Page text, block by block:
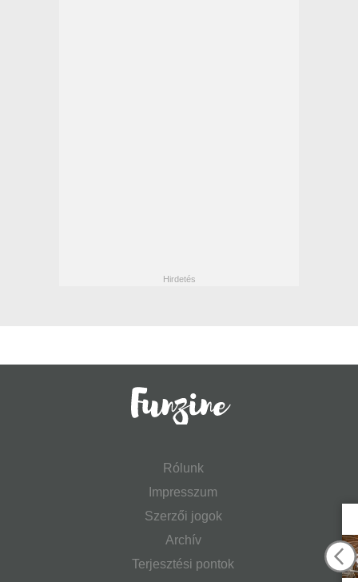
Rólunk
Impresszum
Szerzői jogok
Archív
Terjesztési pontok